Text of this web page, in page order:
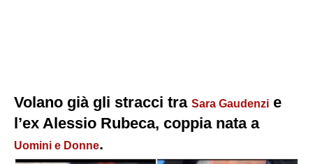
Volano già gli stracci tra Sara Gaudenzi e
l’ex Alessio Rubeca, coppia nata a
Uomini e Donne.